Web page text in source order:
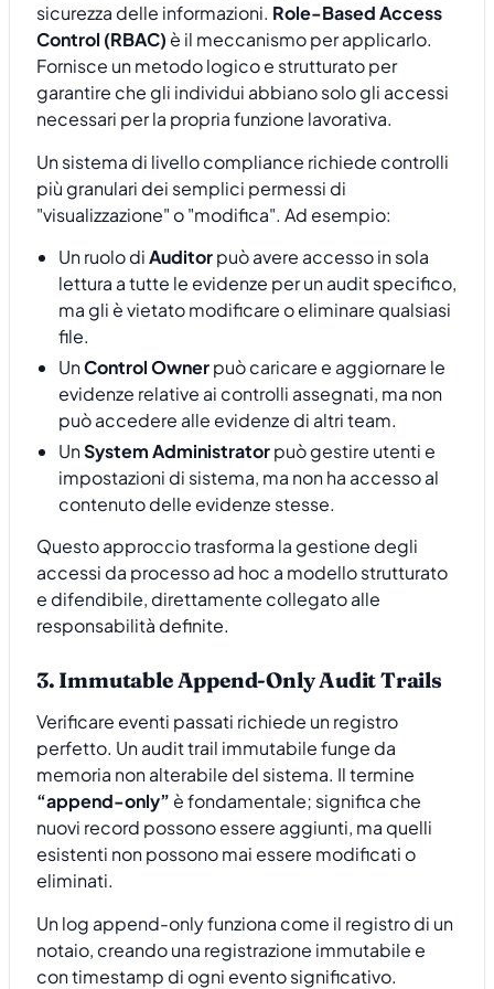
sicurezza delle informazioni. Role-Based Access
Control (RBAC) è il meccanismo per applicarlo.
Fornisce un metodo logico e strutturato per
garantire che gli individui abbiano solo gli accessi
necessari per la propria funzione lavorativa.
Un sistema di livello compliance richiede controlli
più granulari dei semplici permessi di
"visualizzazione" o "modifica". Ad esempio:
Un ruolo diAuditorpuò avere accesso in sola
lettura a tutte le evidenze per un audit specifico,
ma gli è vietato modificare o eliminare qualsiasi
file.
UnControl Ownerpuò caricare e aggiornare le
evidenze relative ai controlli assegnati, ma non
può accedere alle evidenze di altri team.
UnSystem Administratorpuò gestire utenti e
impostazioni di sistema, ma non ha accesso al
contenuto delle evidenze stesse.
Questo approccio trasforma la gestione degli
accessi da processo ad hoc a modello strutturato
e difendibile, direttamente collegato alle
responsabilità definite.
3. Immutable Append-Only Audit Trails
Verificare eventi passati richiede un registro
perfetto. Un audit trail immutabile funge da
memoria non alterabile del sistema. Il termine
“append-only” è fondamentale; significa che
nuovi record possono essere aggiunti, ma quelli
esistenti non possono mai essere modificati o
eliminati.
Un log append-only funziona come il registro di un
notaio, creando una registrazione immutabile e
con timestamp di ogni evento significativo.